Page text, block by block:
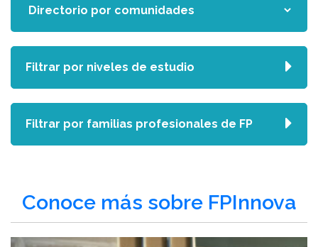
Conoce más sobre FPInnova
Filtrar por niveles de estudio
Filtrar por familias profesionales de FP